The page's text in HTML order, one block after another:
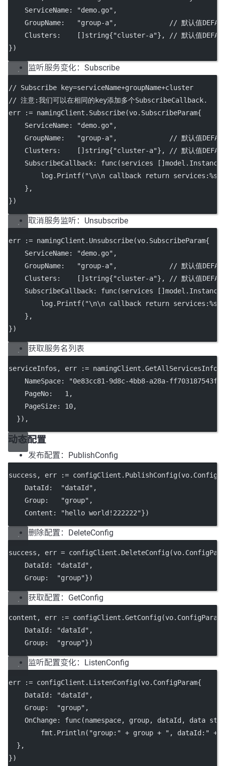
    ServiceName:
"demo.go" ,
    GroupName:
"group-a" ,
// 默认值
    Clusters:    []
string{"cluster-a"},
// 默认值
})
监听服务变化：Subscribe
// Subscribe key=serviceName+groupName+cluster
// 注意:我们可以在相同的key添加多个SubscribeCallback.
err
:= namingClient. Subscribe(vo.SubscribeParam{
    ServiceName:
"demo.go" ,
    GroupName:
"group-a" ,
// 默认值
    Clusters:    []
string{"cluster-a"},
// 默认值
    SubscribeCallback:
func(services
        log.
Printf( "\n\n callback return services:%s
    },
})
取消服务监听：Unsubscribe
err := namingClient. Unsubscribe(vo.SubscribeParam{
    ServiceName:
"demo.go" ,
    GroupName:
"group-a" ,
// 默认值
    Clusters:    []
string{"cluster-a"},
// 默认值
    SubscribeCallback:
func(services
        log.
Printf( "\n\n callback return services:%s
    },
})
获取服务名列表
serviceInfos, err := namingClient.GetAllServicesInfo
    NameSpace:
"0e83cc81-9d8c-4bb8-a28a-ff703187543f"
    PageNo:
1 ,
    PageSize:
10,
  }),
动态配置
发布配置：PublishConfig
success, err := configClient. PublishConfig
    DataId:
"dataId" ,
    Group:
"group" ,
    Content:
"hello world!222222"})
删除配置：DeleteConfig
success, err = configClient. DeleteConfig
    DataId:
"dataId" ,
    Group:
"group"})
获取配置：GetConfig
content, err := configClient.GetConfig(vo.ConfigParam{
    DataId:
"dataId" ,
    Group:
"group"})
监听配置变化：ListenConfig
err := configClient. ListenConfig(vo.ConfigParam{
    DataId:
"dataId" ,
    Group:
"group" ,
    OnChange:
func(namespace, group, dataId, data
        fmt.
Println( "group:" + group + ", dataId:" +
  },
})